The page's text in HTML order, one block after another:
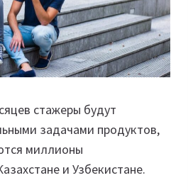
стажеры будут
задачами продуктов,
миллионы
и Узбекистане.